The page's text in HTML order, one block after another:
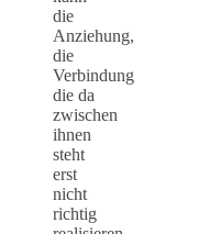
die
Anziehung,
die
Verbindung
die da
zwischen
ihnen
steht
erst
nicht
richtig